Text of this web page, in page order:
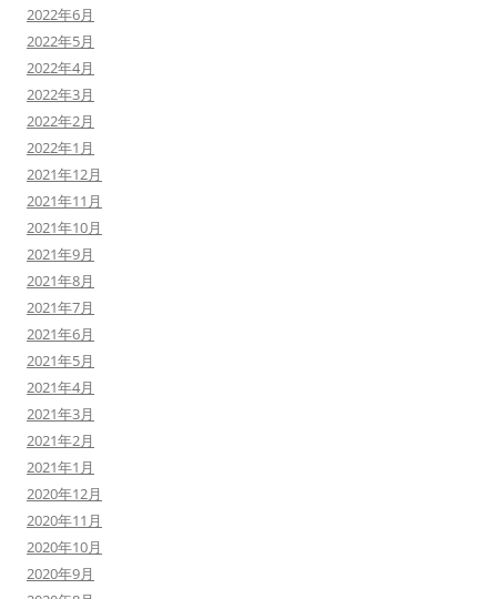
2022年6月
2022年5月
2022年4月
2022年3月
2022年2月
2022年1月
2021年12月
2021年11月
2021年10月
2021年9月
2021年8月
2021年7月
2021年6月
2021年5月
2021年4月
2021年3月
2021年2月
2021年1月
2020年12月
2020年11月
2020年10月
2020年9月